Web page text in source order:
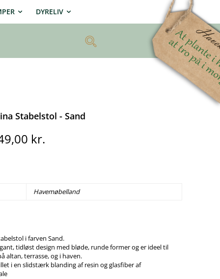
DYRELIV
Stabelstol - Sand
kr.
Havemøbelland
i farven Sand.
tidløst design med bløde, runde former og er ideel til
altan, terrasse, og i haven.
i en slidstærk blanding af resin og glasfiber af